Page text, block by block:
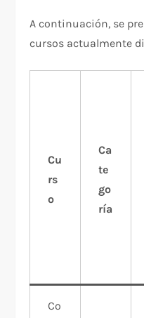
A continuación, se
cursos actualmente
Cu
rs
o
Ca
te
go
ría
Co